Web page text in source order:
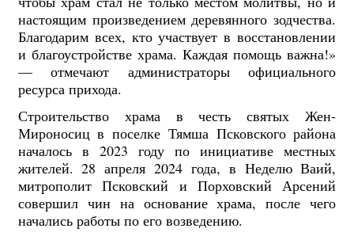
настоящим произведением деревянного зодчества.
Благодарим всех, кто участвует в восстановлении
и благоустройстве храма. Каждая помощь важна!»
— отмечают администраторы официального
ресурса прихода.
Строительство храма в честь святых Жен-
Мироносиц в поселке Тямша Псковского района
началось в 2023 году по инициативе местных
жителей. 28 апреля 2024 года, в Неделю Ваий,
митрополит Псковский и Порховский Арсений
совершил чин на основание храма, после чего
начались работы по его возведению.